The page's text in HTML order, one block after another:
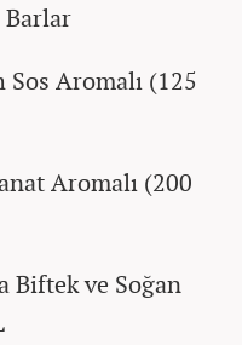
Barlar
Aromalı (125
Aromalı (200
Biftek ve Soğan